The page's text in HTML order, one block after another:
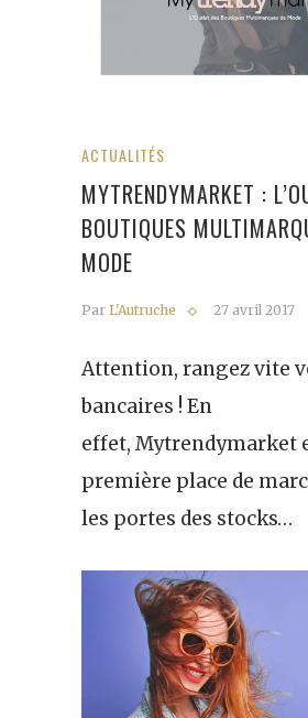
ACTUALITÉS
MYTRENDYMARKET :
BOUTIQUES
MODE
Par L'Autruche 27 avril 2017
Attention, rangez vite
bancaires ! En
effet, Mytrendymarket
première place de
les portes des stocks…